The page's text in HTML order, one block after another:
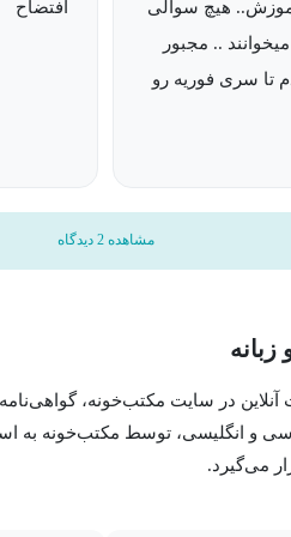
با تبدیل فوریه سینوسی و
است؟
رشته‌های مهندسی است و
مکتب خونه انواع دورهآموزش رشته
هیچ سوالی
.. مجبور
تا سری فوریه رو
افتضاح
مشاهده 2 دیدگاه
در سایت مکتب‌خونه، گواهی‌نامه
و انگلیسی، توسط مکتب‌خونه به
می‌گیرد.